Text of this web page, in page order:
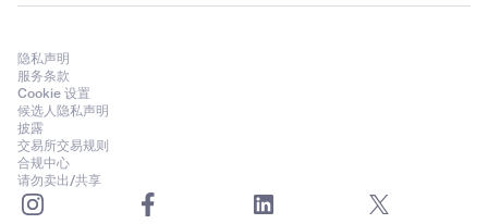
隐私声明
服务条款
Cookie 设置
候选人隐私声明
披露
交易所交易规则
合规中心
请勿卖出/共享